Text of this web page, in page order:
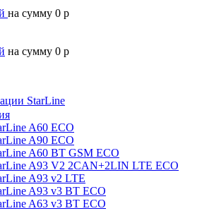
на сумму 0 p
на сумму 0 p
StarLine
A60 ECO
A90 ECO
A60 BT GSM ECO
A93 V2 2CAN+2LIN LTE ECO
A93 v2 LTE
A93 v3 BT ECO
A63 v3 BT ECO